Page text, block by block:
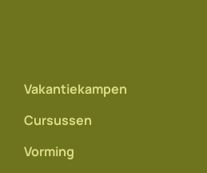
Vakantiekampen
Cursussen
Vorming